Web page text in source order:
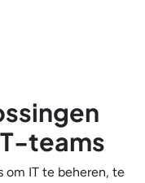
teams
om IT te beheren, te